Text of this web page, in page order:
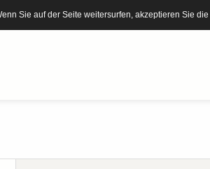
Sie auf der Seite weitersurfen, akzeptieren Sie